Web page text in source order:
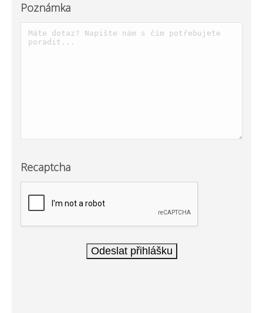
Poznámka
Recaptcha